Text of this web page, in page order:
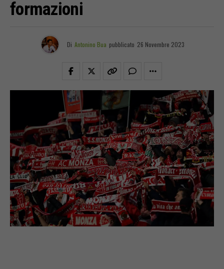
formazioni
Di Antonino Bua pubblicato 26 Novembre 2023